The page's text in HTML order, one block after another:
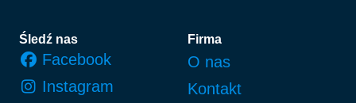
Stopka
Śledź nas
Facebook
Instagram
Firma
O nas
Kontakt